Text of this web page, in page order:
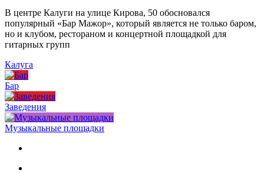
В центре Калуги на улице Кирова, 50 обосновался
популярный «Бар Мажор», который является не только баром,
но и клубом, рестораном и концертной площадкой для
гитарных групп
Калуга
Бар
Заведения
Музыкальные площадки